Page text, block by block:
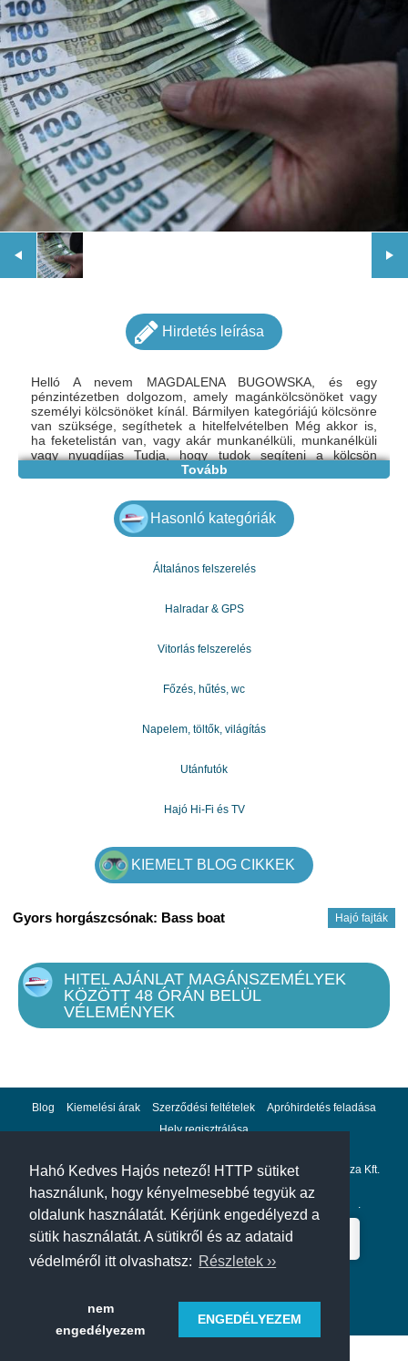
Hahó Kedves Hajós netező! HTTP sütiket
használunk, hogy kényelmesebbé tegyük az
oldalunk használatát. Kérjünk engedélyezd a
sütik használatát. A sütikről és az adataid
védelméről itt olvashatsz: Részletek ››
nem
engedélyezem
ENGEDÉLYEZEM
Hirdetés leírása
Helló A nevem MAGDALENA BUGOWSKA, és egy
pénzintézetben dolgozom, amely magánkölcsönöket vagy
személyi kölcsönöket kínál. Bármilyen kategóriájú kölcsönre
van szüksége, segíthetek a hitelfelvételben Még akkor is,
ha feketelistán van, vagy akár munkanélküli, munkanélküli
vagy nyugdíjas Tudja, hogy tudok segíteni a kölcsön
megszerzésében, bármekkora összegű kölcsönre van
kölcsönöket nyújtunk. Befektetést is vállalunk. egyszerűen
vegye fel velem a kapcsolatot e-mailben további
információért. tudok segíteni a szükséges hitelösszeg
Tovább
Hasonló kategóriák
Általános felszerelés
Halradar & GPS
Vitorlás felszerelés
Főzés, hűtés, wc
Napelem, töltők, világítás
Utánfutók
Hajó Hi-Fi és TV
KIEMELT BLOG CIKKEK
Hajó fajták
Gyors horgászcsónak: Bass boat
HITEL AJÁNLAT MAGÁNSZEMÉLYEK
KÖZÖTT 48 ÓRÁN BELÜL
VÉLEMÉNYEK
Blog Kiemelési árak Szerződési feltételek
Apróhirdetés feladása
Hely regisztrálása
Adatvédelem Impresszum A hahohajo.hu kiadója a GlobalPlaza Kft.
A hahohajo.hu online bankkártyás fizetési partnere az .